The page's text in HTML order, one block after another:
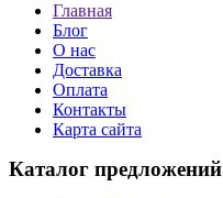
Главная
Блог
О нас
Доставка
Оплата
Контакты
Карта сайта
Каталог предложений